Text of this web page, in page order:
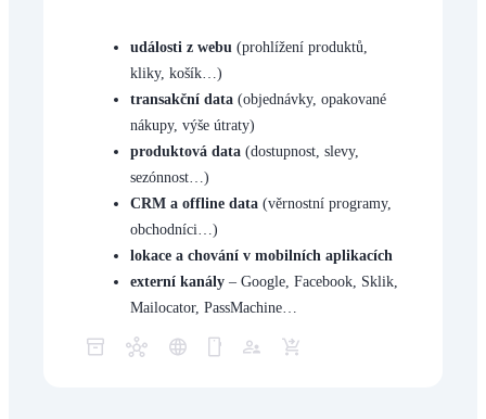
události z webu (prohlížení produktů,
kliky, košík…)
transakční data (objednávky, opakované
nákupy, výše útraty)
produktová data (dostupnost, slevy,
sezónnost…)
CRM a offline data (věrnostní programy,
obchodníci…)
lokace a chování v mobilních aplikacích
externí kanály – Google, Facebook, Sklik,
Mailocator, PassMachine…